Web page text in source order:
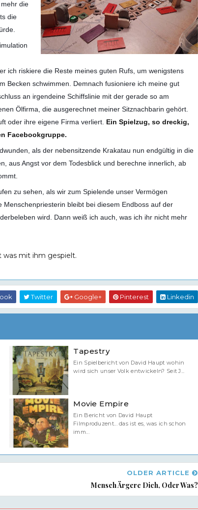
die
die
ich riskiere die Reste meines guten Rufs, um wenigstens
Becken schwimmen. Demnach fusioniere ich meine gut
an irgendeine Schiffslinie mit der gerade so am
Ölfirma, die ausgerechnet meiner Sitznachbarin gehört.
oder ihre eigene Firma verliert. Ein Spielzug, so dreckig,
Facebookgruppe.
als der nebensitzende Krakatau nun endgültig in die
aus Angst vor dem Todesblick und berechne innerlich, ab
zu sehen, als wir zum Spielende unser Vermögen
bleibt bei diesem Endboss auf der
wird. Dann weiß ich auch, was ich ihr nicht mehr
was mit ihm gespielt.
Twitter Google+ Pinterest Linkedin
Tapestry
Ein Spielbericht von David Haupt wohin
wird sich unser Volk entwickeln? Seit J...
Movie Empire
Ein Bericht von David Haupt
Filmproduzent... das ist es, was ich schon
imm...
OLDER ARTICLE
Mensch Ärgere Dich, Oder Was?